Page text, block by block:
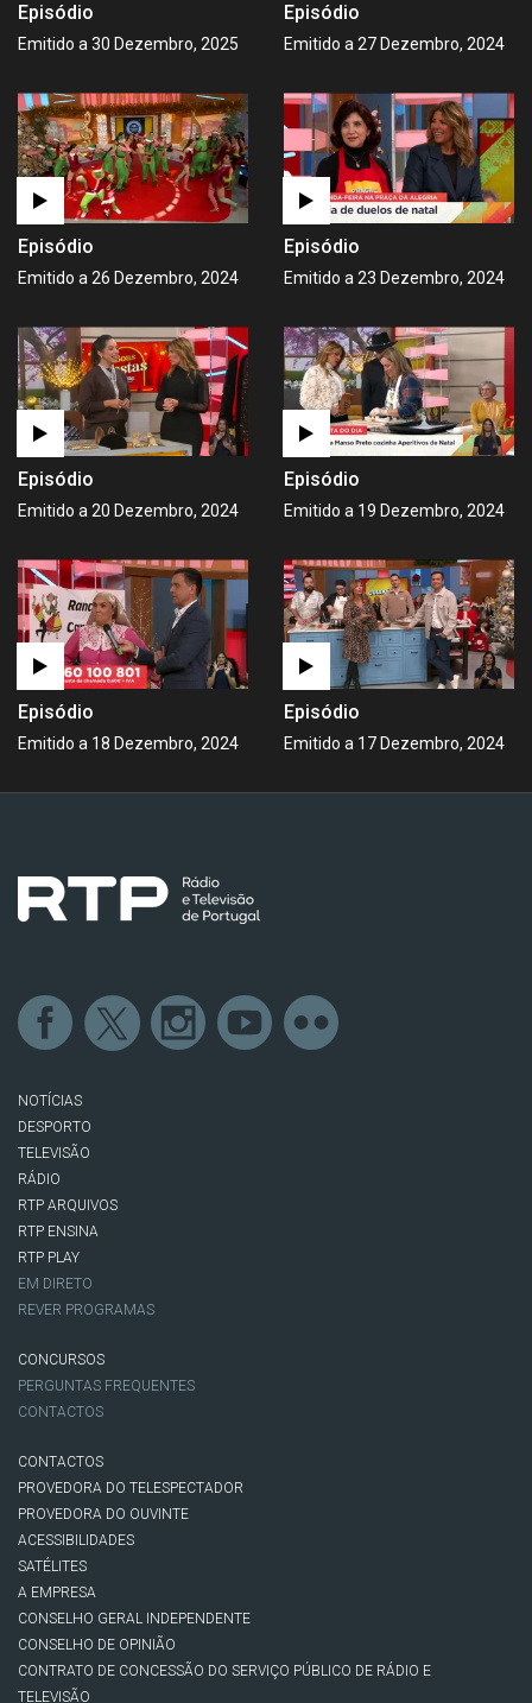
Episódio
Emitido a 30 Dezembro, 2025
Episódio
Emitido a 27 Dezembro, 2024
Episódio
Emitido a 26 Dezembro, 2024
Episódio
Emitido a 23 Dezembro, 2024
Episódio
Emitido a 20 Dezembro, 2024
Episódio
Emitido a 19 Dezembro, 2024
Episódio
Emitido a 18 Dezembro, 2024
Episódio
Emitido a 17 Dezembro, 2024
NOTÍCIAS
DESPORTO
TELEVISÃO
RÁDIO
RTP ARQUIVOS
RTP ENSINA
RTP PLAY
EM DIRETO
REVER PROGRAMAS
CONCURSOS
PERGUNTAS FREQUENTES
CONTACTOS
CONTACTOS
PROVEDORA DO TELESPECTADOR
PROVEDORA DO OUVINTE
ACESSIBILIDADES
SATÉLITES
A EMPRESA
CONSELHO GERAL INDEPENDENTE
CONSELHO DE OPINIÃO
CONTRATO DE CONCESSÃO DO SERVIÇO PÚBLICO DE RÁDIO E
TELEVISÃO